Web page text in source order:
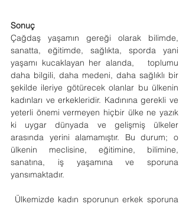
Sonuç
Çağdaş yaşamın gereği olarak bilimde,
sanatta, eğitimde, sağlıkta, sporda yani
yaşamı kucaklayan her alanda,   toplumu
daha bilgili, daha medeni, daha sağlıklı bir
şekilde ileriye götürecek olanlar bu ülkenin
kadınları ve erkekleridir. Kadınına gerekli ve
yeterli önemi vermeyen hiçbir ülke ne yazık
ki uygar dünyada ve gelişmiş ülkeler
arasında yerini alamamıştır. Bu durum; o
ülkenin meclisine, eğitimine, bilimine,
sanatına, iş yaşamına ve sporuna
yansımaktadır.
Ülkemizde kadın sporunun erkek sporuna